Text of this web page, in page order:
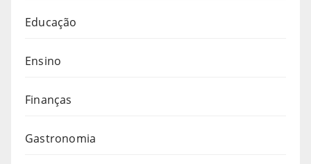
Educação
Ensino
Finanças
Gastronomia